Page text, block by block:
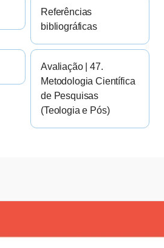
Referências
bibliográficas
Avaliação | 47.
Metodologia Científica
de Pesquisas
(Teologia e Pós)